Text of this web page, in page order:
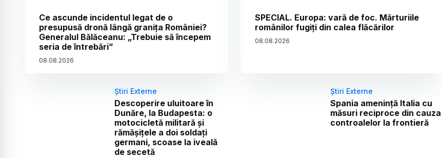
Ce ascunde incidentul legat de o
presupusă dronă lângă granița României?
Generalul Bălăceanu: „Trebuie să începem
seria de întrebări”
08.08.2026
SPECIAL. Europa: vară de foc. Mărturiile
românilor fugiți din calea flăcărilor
08.08.2026
Știri Externe
Descoperire uluitoare în
Dunăre, la Budapesta: o
motocicletă militară și
rămășițele a doi soldați
germani, scoase la iveală
de secetă
Știri Externe
Spania amenință Italia cu
măsuri reciproce din cauza
controalelor la frontieră